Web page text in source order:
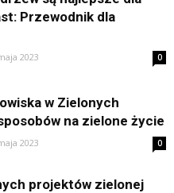
Przewodnik dla
2023 0
w Zielonych
na zielone życie
2023 0
projektów zielonej